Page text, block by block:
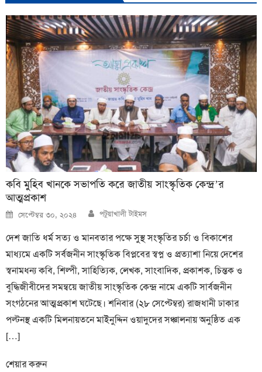
কবি মুহিব খানকে সভাপতি করে জাতীয় সাংস্কৃতিক কেন্দ্র’র
আত্মপ্রকাশ
Posted
on
সেপ্টেম্বর ৩০, ২০২৪ Author
পটুয়াখালী টাইমস
দেশ জাতি ধর্ম সত্য ও মানবতার পক্ষে সুস্থ সংস্কৃতির চর্চা ও বিকাশের
মাধ্যমে একটি সর্বজনীন সাংস্কৃতিক বিপ্লবের স্বপ্ন ও প্রত্যাশা নিয়ে দেশের
স্বনামধন্য কবি, শিল্পী, সাহিত্যিক, লেখক, সাংবাদিক, প্রকাশক, চিন্তক ও
বুদ্ধিজীবীদের সমন্বয়ে জাতীয় সাংস্কৃতিক কেন্দ্র নামে একটি সার্বজনীন
সংগঠনের আত্মপ্রকাশ ঘটেছে। শনিবার (২৮ সেপ্টেম্বর) রাজধানী ঢাকার
পল্টনস্থ একটি মিলনায়তনে মাইনুদ্দিন ওয়াদুদের সঞ্চালনায় অনুষ্ঠিত এক
[…]
শেয়ার করুন